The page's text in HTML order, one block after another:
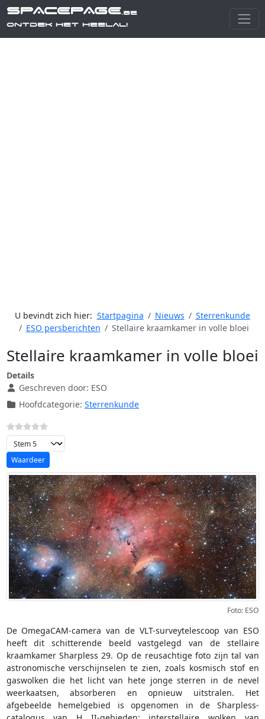
SPACEPAGE.be
Ontdek het heelal!
U bevindt zich hier: Startpagina Nieuws
Sterrenkunde
ESO persberichten
Stellaire kraamkamer in volle bloei
Stellaire kraamkamer in volle bloei
Details
Geschreven door: ESO
Hoofdcategorie: Sterrenkunde
Voeg waardering toe
Foto: ESO
De OmegaCAM-camera van de VLT-surveytelescoop van ESO
heeft dit schitterende beeld vastgelegd van de stellaire
kraamkamer Sharpless 29. Op de reusachtige foto zijn tal van
astronomische verschijnselen te zien, zoals kosmisch stof en
gaswolken die het licht van hete jonge sterren in de nevel
weerkaatsen, absorberen en opnieuw uitstralen. Het
afgebeelde hemelgebied is opgenomen in de Sharpless-